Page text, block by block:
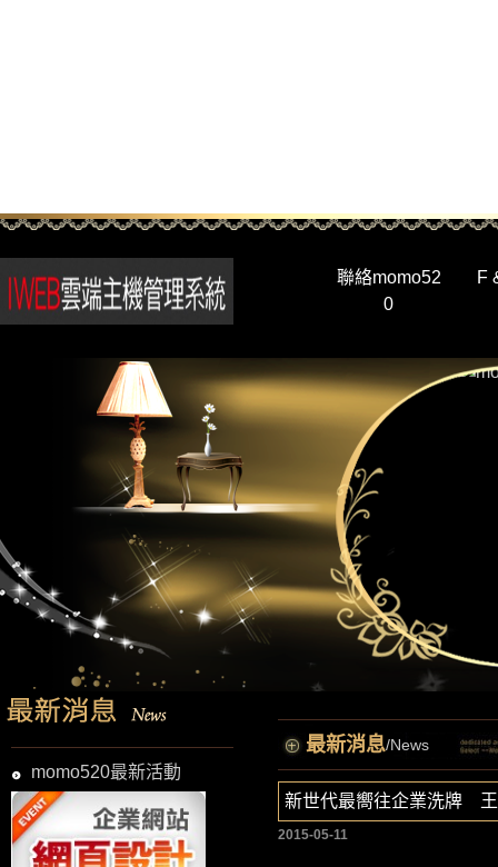
聯絡momo52
0
F
momo520最新活動
最新消息/News
新世代最嚮往企業洗牌
2015-05-11